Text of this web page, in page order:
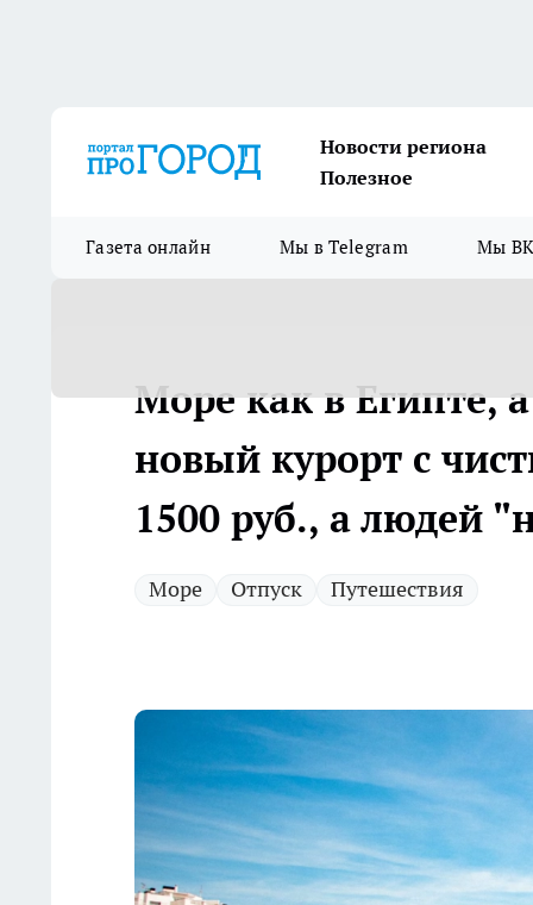
Новости региона
Полезное
Газета онлайн Мы в Telegram Мы
Море как в Египте,
новый курорт с
1500 руб., а людей
Море Отпуск Путешествия